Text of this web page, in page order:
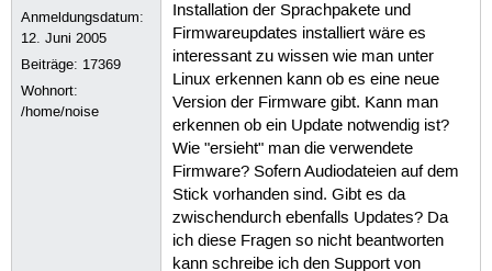
Anmeldungsdatum:
12. Juni 2005
Beiträge: 17369
Wohnort:
/home/noise
Installation der Sprachpakete und
Firmwareupdates installiert wäre es
interessant zu wissen wie man unter
Linux erkennen kann ob es eine neue
Version der Firmware gibt. Kann man
erkennen ob ein Update notwendig ist?
Wie "ersieht" man die verwendete
Firmware? Sofern Audiodateien auf dem
Stick vorhanden sind. Gibt es da
zwischendurch ebenfalls Updates? Da
ich diese Fragen so nicht beantworten
kann schreibe ich den Support von